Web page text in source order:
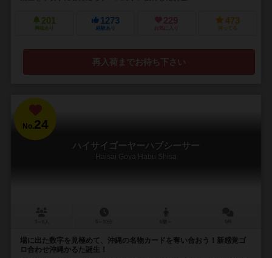
201
興味あり
1273
経験あり
229
お気に入り
473
持ってる
再入荷までお待ち下さい
No.24
ハイサイゴーヤーハブシーサー
Haisai Goya Habu Shisa
場に出た数字を見極めて、沖縄の名物カードを奪い合おう！新感覚ゴ
ロ合わせ沖縄かるた誕生！